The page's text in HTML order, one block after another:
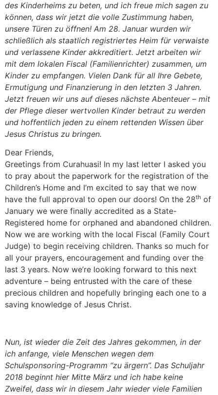
des Kinderheims zu beten, und ich freue mich sagen zu
können, dass wir jetzt die volle Zustimmung haben,
unsere Türen zu öffnen! Am 28. Januar wurden wir
schließlich als staatlich registriertes Heim für verwaiste
und verlassene Kinder akkreditiert. Jetzt arbeiten wir
mit dem lokalen Fiscal (Familienrichter) zusammen, um
Kinder zu empfangen. Vielen Dank für all Ihre Gebete,
Ermutigung und Finanzierung in den letzten 3 Jahren.
Jetzt freuen wir uns auf dieses nächste Abenteuer – mit
der Pflege dieser wertvollen Kinder betraut zu werden
und hoffentlich jeden zu einem rettenden Wissen über
Jesus Christus zu bringen.
Dear Friends,
Greetings from Curahuasi! In my last letter I asked you
to pray about the paperwork for the registration of the
Children’s Home and I’m excited to say that we now
have the full approval to open our doors! On the 28th of
January we were finally accredited as a State-
Registered home for orphaned and abandoned children.
Now we are working with the local Fiscal (Family Court
Judge) to begin receiving children. Thanks so much for
all your prayers, encouragement and funding over the
last 3 years. Now we’re looking forward to this next
adventure – being entrusted with the care of these
precious children and hopefully bringing each one to a
saving knowledge of Jesus Christ.
Nun, ist wieder die Zeit des Jahres gekommen, in der
ich anfange, viele Menschen wegen dem
Schulsponsoring-Programm “zu ärgern”. Das Schuljahr
2018 beginnt hier Mitte März und ich habe keine
Zweifel, dass wir in diesem Jahr wieder viele Familien